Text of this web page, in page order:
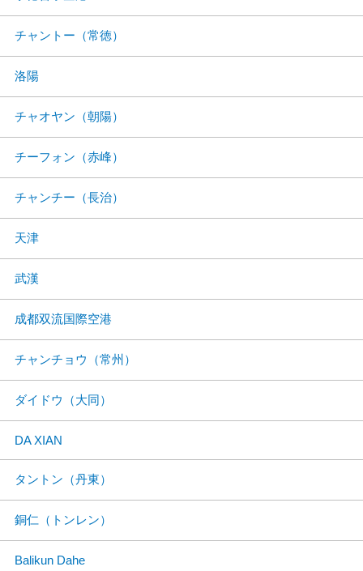
チャントー（常徳）
洛陽
チャオヤン（朝陽）
チーフォン（赤峰）
チャンチー（長治）
天津
武漢
成都双流国際空港
チャンチョウ（常州）
ダイドウ（大同）
DA XIAN
タントン（丹東）
銅仁（トンレン）
Balikun Dahe